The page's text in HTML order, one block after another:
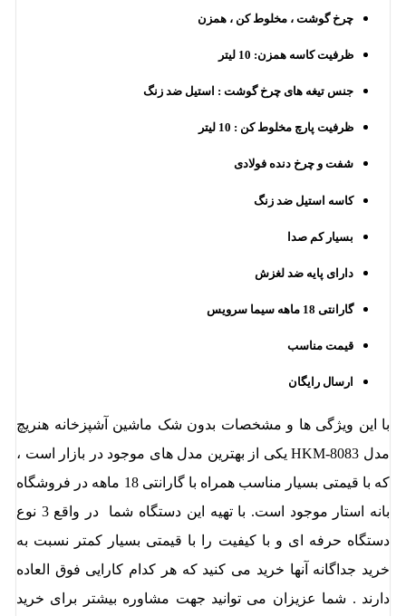
چرخ گوشت ، مخلوط کن ، همزن
ظرفیت کاسه همزن: 10 لیتر
جنس تیغه های چرخ گوشت : استیل ضد زنگ
ظرفیت پارچ مخلوط کن : 10 لیتر
شفت و چرخ دنده فولادی
کاسه استیل ضد زنگ
بسیار کم صدا
دارای پایه ضد لغزش
گارانتی 18 ماهه سیما سرویس
قیمت مناسب
ارسال رایگان
با این ویژگی ها و مشخصات بدون شک ماشین آشپزخانه هنریچ
مدل HKM-8083 یکی از بهترین مدل های موجود در بازار است ،
که با قیمتی بسیار مناسب همراه با گارانتی 18 ماهه در فروشگاه
بانه استار موجود است. با تهیه این دستگاه شما در واقع 3 نوع
دستگاه حرفه ای و با کیفیت را با قیمتی بسیار کمتر نسبت به
خرید جداگانه آنها خرید می کنید که هر کدام کارایی فوق العاده
دارند . شما عزیزان می توانید جهت مشاوره بیشتر برای خرید